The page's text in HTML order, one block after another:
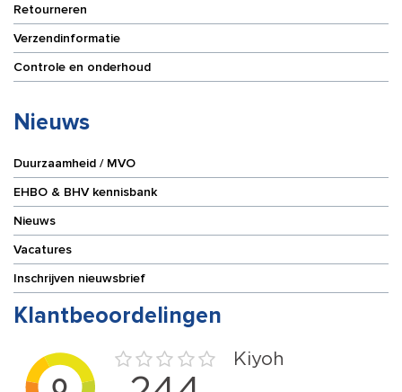
Retourneren
Verzendinformatie
Controle en onderhoud
Nieuws
Duurzaamheid / MVO
EHBO & BHV kennisbank
Nieuws
Vacatures
Inschrijven nieuwsbrief
Klantbeoordelingen